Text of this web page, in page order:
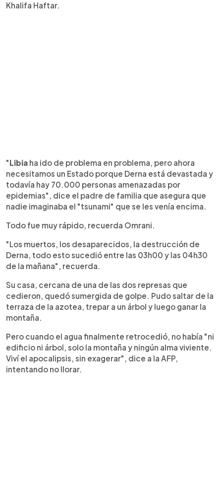
Khalifa Haftar.
"Libia ha ido de problema en problema, pero ahora
necesitamos un Estado porque Derna está devastada y
todavía hay 70.000 personas amenazadas por
epidemias", dice el padre de familia que asegura que
nadie imaginaba el "tsunami" que se les venía encima.
Todo fue muy rápido, recuerda Omrani.
"Los muertos, los desaparecidos, la destrucción de
Derna, todo esto sucedió entre las 03h00 y las 04h30
de la mañana", recuerda.
Su casa, cercana de una de las dos represas que
cedieron, quedó sumergida de golpe. Pudo saltar de la
terraza de la azotea, trepar a un árbol y luego ganar la
montaña.
Pero cuando el agua finalmente retrocedió, no había "ni
edificio ni árbol, solo la montaña y ningún alma viviente.
Viví el apocalipsis, sin exagerar", dice a la AFP,
intentando no llorar.